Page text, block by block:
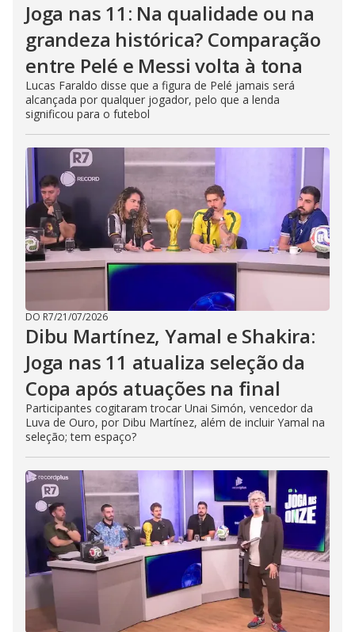
Joga nas 11: Na qualidade ou na
grandeza histórica? Comparação
entre Pelé e Messi volta à tona
Lucas Faraldo disse que a figura de Pelé jamais será
alcançada por qualquer jogador, pelo que a lenda
significou para o futebol
DO R7/21/07/2026
Dibu Martínez, Yamal e Shakira:
Joga nas 11 atualiza seleção da
Copa após atuações na final
Participantes cogitaram trocar Unai Simón, vencedor da
Luva de Ouro, por Dibu Martínez, além de incluir Yamal na
seleção; tem espaço?